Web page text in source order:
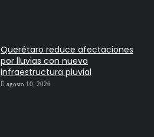
Querétaro reduce afectaciones
por lluvias con nueva
infraestructura pluvial
agosto 10, 2026